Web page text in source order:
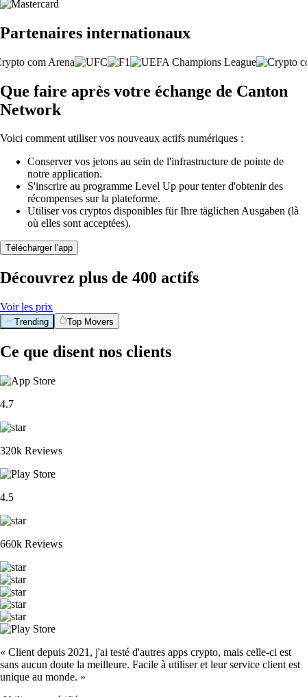
Partenaires internationaux
Que faire après votre échange de Canton
Network
Voici comment utiliser vos nouveaux actifs numériques :
Conserver vos jetons au sein de l'infrastructure de pointe de
notre application.
S'inscrire au programme Level Up pour tenter d'obtenir des
récompenses sur la plateforme.
Utiliser vos cryptos disponibles für Ihre täglichen Ausgaben (là
où elles sont acceptées).
Télécharger l'app
Découvrez plus de 400 actifs
Voir les prix
Trending Top Movers
Ce que disent nos clients
4.7
320k Reviews
4.5
660k Reviews
« Client depuis 2021, j'ai testé d'autres apps crypto, mais celle-ci est
sans aucun doute la meilleure. Facile à utiliser et leur service client est
unique au monde. »